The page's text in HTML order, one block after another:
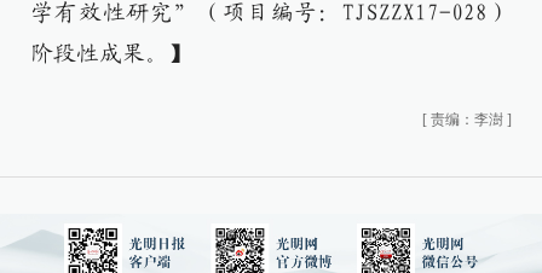
学有效性研究”（项目编号：TJSZZX17-028）
阶段性成果。】
[ 责编：李澍 ]